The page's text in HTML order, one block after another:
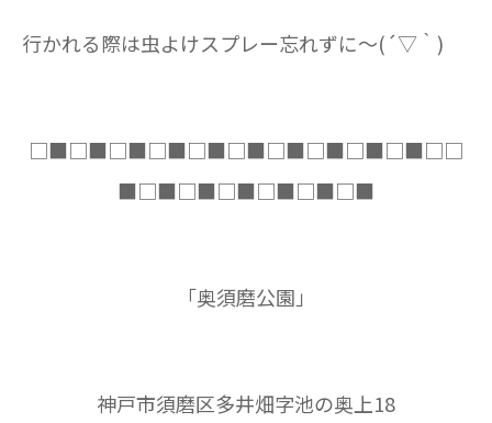
行かれる際は虫よけスプレー忘れずに〜(´▽｀)
□■□■□■□■□■□■□■□■□■□■□□
■□■□■□■□■□■□■
「奥須磨公園」
神戸市須磨区多井畑字池の奥上18